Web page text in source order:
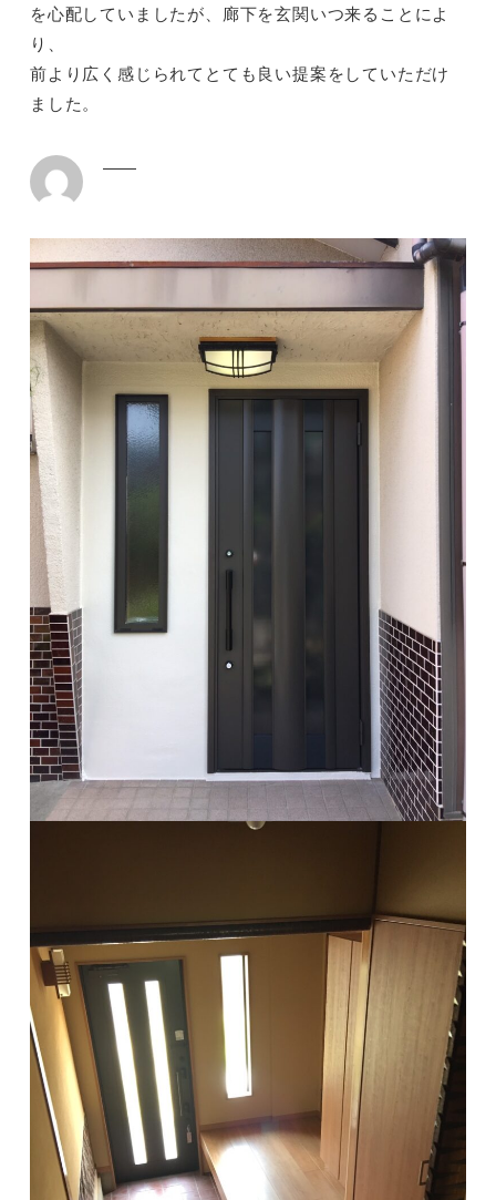
を心配していましたが、廊下を玄関いつ来ることによ
り、
前より広く感じられてとても良い提案をしていただけ
ました。